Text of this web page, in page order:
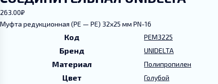
Доставка и оплата
Акции и скидки
Руководства и инструкции
263.00₽
Муфта редукционная (PE — PE) 32х25 мм PN-16
Код PEM3225
Бренд UNIDELTA
Материал Полипропилен
Цвет Голубой